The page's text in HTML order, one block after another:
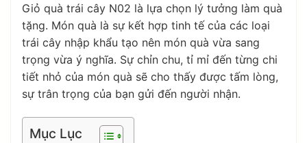
Giỏ quà trái cây N02 là lựa chọn lý tưởng làm quà
tặng. Món quà là sự kết hợp tinh tế của các loại
trái cây nhập khẩu tạo nên món quà vừa sang
trọng vừa ý nghĩa. Sự chỉn chu, tỉ mỉ đến từng chi
tiết nhỏ của món quà sẽ cho thấy được tấm lòng,
sự trân trọng của bạn gửi đến người nhận.
Mục Lục